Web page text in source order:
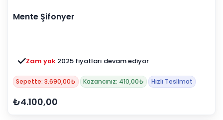
Mente Şifonyer
Zam yok 2025 fiyatları devam ediyor
Sepette: 3.690,00₺ Kazancınız: 410,00₺ Hızlı Teslimat
₺4.100,00